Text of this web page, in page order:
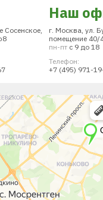
Сосенское,
Наш
г. Москва, ул.
помещение 40/
пн-пт с 9 до 18
Телефон:
+7 (495) 971-